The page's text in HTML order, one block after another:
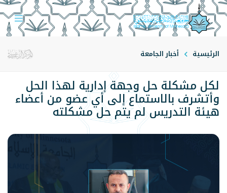
الرئيسية أخبار الجامعة
لكل مشكلة حل وجهة إدارية لهذا الحل
وأتشرف بالاستماع إلى أي عضو من أعضاء
هيئة التدريس لم يتم حل مشكلته